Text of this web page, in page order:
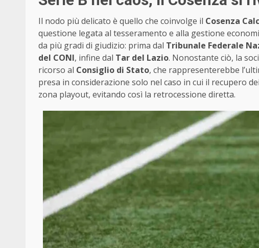
Il nodo più delicato è quello che coinvolge il Cosenza
questione legata al tesseramento e alla gestione
da più gradi di giudizio: prima dal Tribunale Federale
del CONI, infine dal Tar del Lazio. Nonostante ciò, la
ricorso al Consiglio di Stato, che rappresenterebbe
presa in considerazione solo nel caso in cui il recupero
zona playout, evitando così la retrocessione diretta.